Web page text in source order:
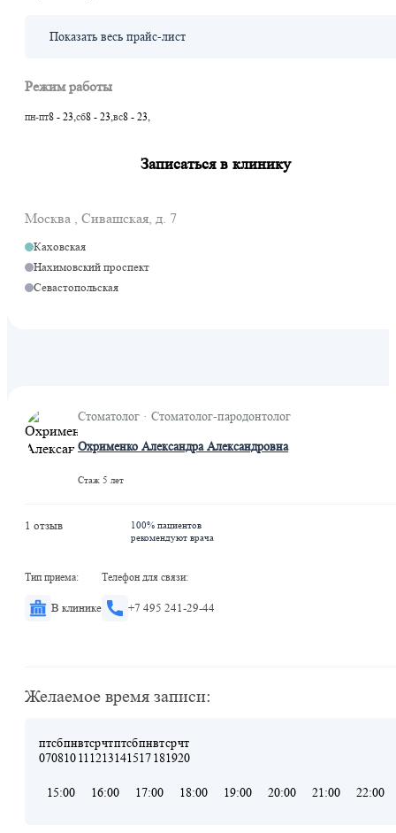
Показать весь прайс-лист
Режим работы
пн-пт8 - 23,сб8 - 23,вс8 - 23,
Записаться в клинику
Москва , Сивашская, д. 7
Каховская
Нахимовский проспект
Севастопольская
Стоматолог · Стоматолог-пародонтолог
Охрименко Александра Александровна
Стаж 5 лет
1 отзыв
100% пациентов
рекомендуют врача
Тип приема:
В клинике
Телефон для связи:
+7 495 241-29-44
Желаемое время записи:
пт
07
сб
08
пн
10
вт
11
ср
12
чт
13
пт
14
сб
15
пн
17
вт
18
ср
19
чт
20
15:00 16:00 17:00 18:00 19:00 20:00 21:00 22:00